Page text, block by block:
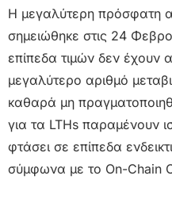
Η μεγαλύτερη πρόσφατη
σημειώθηκε στις 24
επίπεδα τιμών δεν έχουν
μεγαλύτερο αριθμό
καθαρά μη
για τα LTHs παραμένουν
φτάσει σε επίπεδα
σύμφωνα με το On-Chain